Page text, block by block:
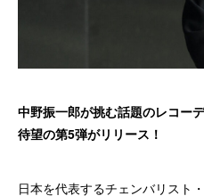
中野振一郎が挑む話題のレコー
待望の第5弾がリリース！
日本を代表するチェンバリスト